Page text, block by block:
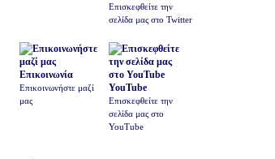
Επισκεφθείτε την
σελίδα μας στο Twitter
Επικοινωνία
Επικοινωνήστε μαζί
μας
YouTube
Επισκεφθείτε την
σελίδα μας στο
YouTube